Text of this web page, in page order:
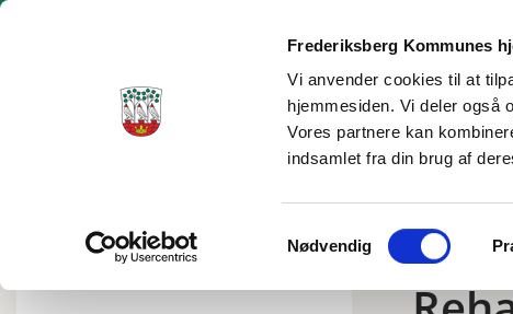
Frederiksberg Kommunes
Vi anvender cookies til at
hjemmesiden. Vi deler også
Vores partnere kan
indsamlet fra din brug af
Nødvendig
Borgerservice Dagtilbud og skole Social og sundhed